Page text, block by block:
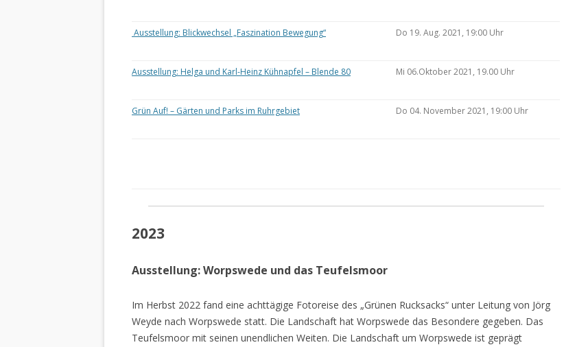
Ausstellung: Blickwechsel „Faszination Bewegung“ Do 19. Aug. 2021, 19:00 Uhr
Ausstellung: Helga und Karl-Heinz Kühnapfel – Blende 80 Mi 06.Oktober 2021, 19.00 Uhr
Grün Auf! – Gärten und Parks im Ruhrgebiet Do 04. November 2021, 19:00 Uhr
2023
Ausstellung: Worpswede und das Teufelsmoor
Im Herbst 2022 fand eine achttägige Fotoreise des „Grünen Rucksacks“ unter Leitung von Jörg
Weyde nach Worpswede statt. Die Landschaft hat Worpswede das Besondere gegeben. Das
Teufelsmoor mit seinen unendlichen Weiten. Die Landschaft um Worpswede ist geprägt